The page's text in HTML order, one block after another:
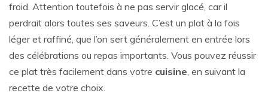
froid. Attention toutefois à ne pas servir glacé, car il
perdrait alors toutes ses saveurs. C’est un plat à la fois
léger et raffiné, que l’on sert généralement en entrée lors
des célébrations ou repas importants. Vous pouvez réussir
ce plat très facilement dans votre cuisine, en suivant la
recette de votre choix.